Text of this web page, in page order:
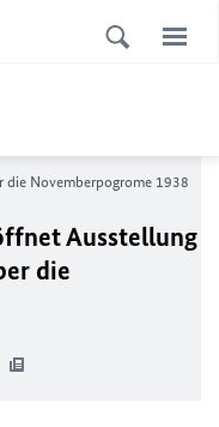
die Novemberpogrome 1938
Ausstellung
die